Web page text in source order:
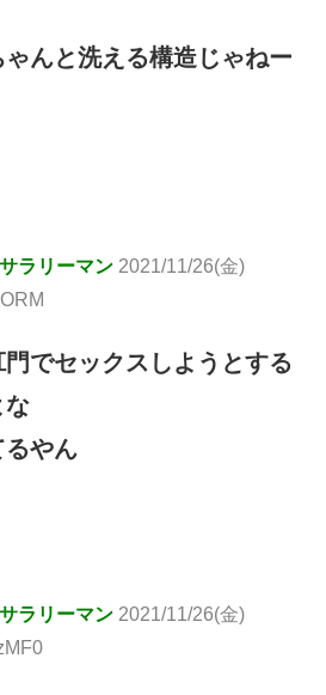
んと洗える構造じゃねー
ラリーマン 2021/11/26(金)
でセックスしようとする
な
るやん
ラリーマン 2021/11/26(金)